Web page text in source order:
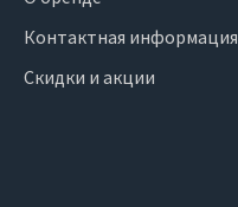
Контактная информация
Скидки и акции